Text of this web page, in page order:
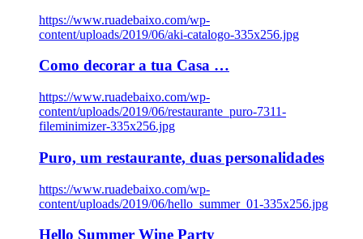
https://www.ruadebaixo.com/wp-
content/uploads/2019/06/aki-catalogo-335x256.jpg
Como decorar a tua Casa …
https://www.ruadebaixo.com/wp-
content/uploads/2019/06/restaurante_puro-7311-
fileminimizer-335x256.jpg
Puro, um restaurante, duas personalidades
https://www.ruadebaixo.com/wp-
content/uploads/2019/06/hello_summer_01-335x256.jpg
Hello Summer Wine Party